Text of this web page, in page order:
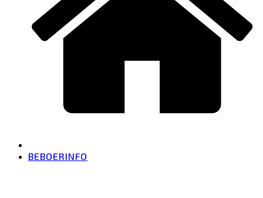
BEBOERINFO